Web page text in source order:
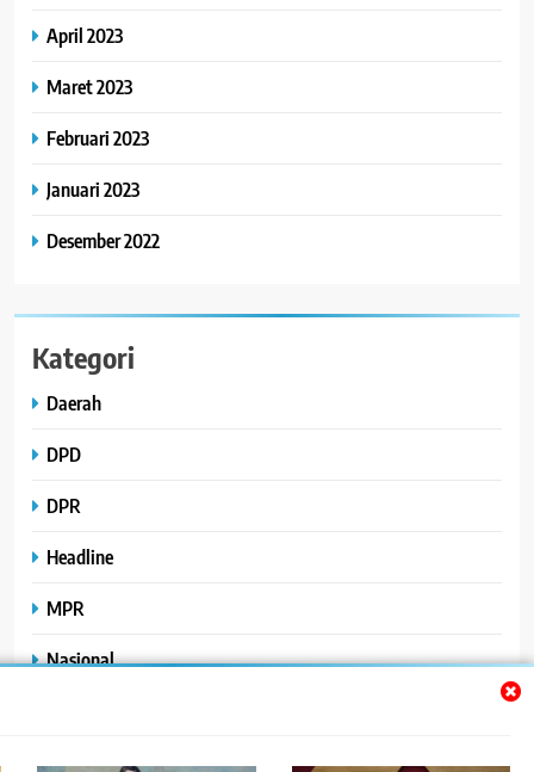
April 2023
Maret 2023
Februari 2023
Januari 2023
Desember 2022
Kategori
Daerah
DPD
DPR
Headline
MPR
Nasional
Polhukam